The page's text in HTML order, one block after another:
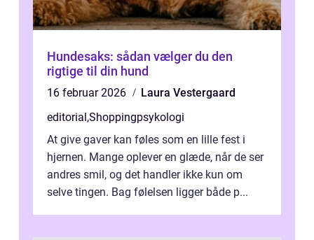
Hundesaks: sådan vælger du den
rigtige til din hund
16 februar 2026
Laura Vestergaard
editorial,Shoppingpsykologi
At give gaver kan føles som en lille fest i
hjernen. Mange oplever en glæde, når de ser
andres smil, og det handler ikke kun om
selve tingen. Bag følelsen ligger både p...